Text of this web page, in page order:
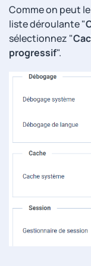
Comme on peut
liste déroulante "
sélectionnez "
progressif".